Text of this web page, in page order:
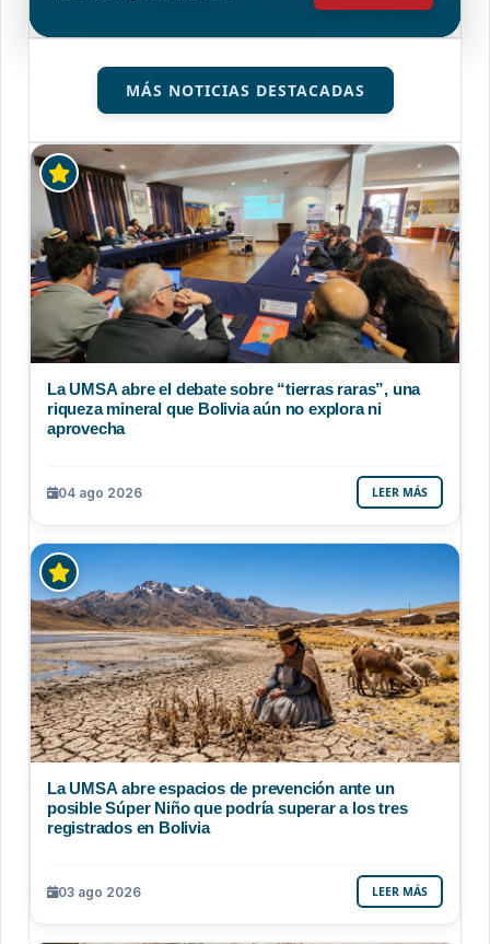
MÁS NOTICIAS DESTACADAS
La UMSA abre el debate sobre “tierras raras”, una
riqueza mineral que Bolivia aún no explora ni
aprovecha
04 ago 2026 LEER MÁS
La UMSA abre espacios de prevención ante un
posible Súper Niño que podría superar a los tres
registrados en Bolivia
03 ago 2026 LEER MÁS